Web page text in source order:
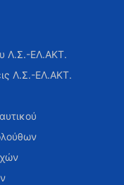
Λ.Σ.-ΕΛ.ΑΚΤ.
Λ.Σ.-ΕΛ.ΑΚΤ.